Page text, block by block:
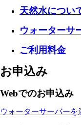
天然水につい
ウォーターサ
ご利用料金
お申込み
Webでのお申込み
ウォーターサーバーを